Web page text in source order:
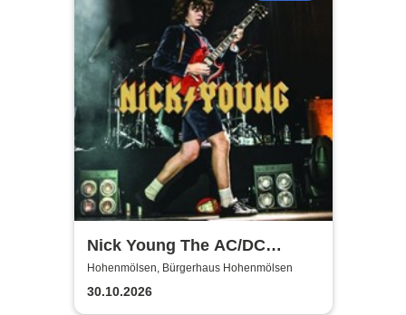
Nick Young The AC/DC
Master-Band
Hohenmölsen, Bürgerhaus Hohenmölsen
30.10.2026